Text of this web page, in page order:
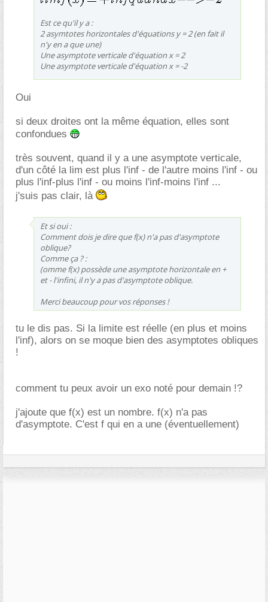
Est ce qu'il y a :
2 asymtotes horizontales d'équations y = 2 (en fait il
n'y en a que une)
Une asymptote verticale d'équation x = 2
Une asymptote verticale d'équation x = -2
Oui
si deux droites ont la même équation, elles sont
confondues
très souvent, quand il y a une asymptote verticale,
d'un côté la lim est plus l'inf - de l'autre moins l'inf - ou
plus l'inf-plus l'inf - ou moins l'inf-moins l'inf ...
j'suis pas clair, là
Et si oui :
Comment dois je dire que f(x) n'a pas d'asymptote
oblique?
Comme ça ? :
(omme f(x) possède une asymptote horizontale en +
et - l'infini, il n'y a pas d'asymptote oblique.
Merci beaucoup pour vos réponses !
tu le dis pas. Si la limite est réelle (en plus et moins
l'inf), alors on se moque bien des asymptotes obliques
!
comment tu peux avoir un exo noté pour demain !?
j'ajoute que f(x) est un nombre. f(x) n'a pas
d'asymptote. C'est f qui en a une (éventuellement)